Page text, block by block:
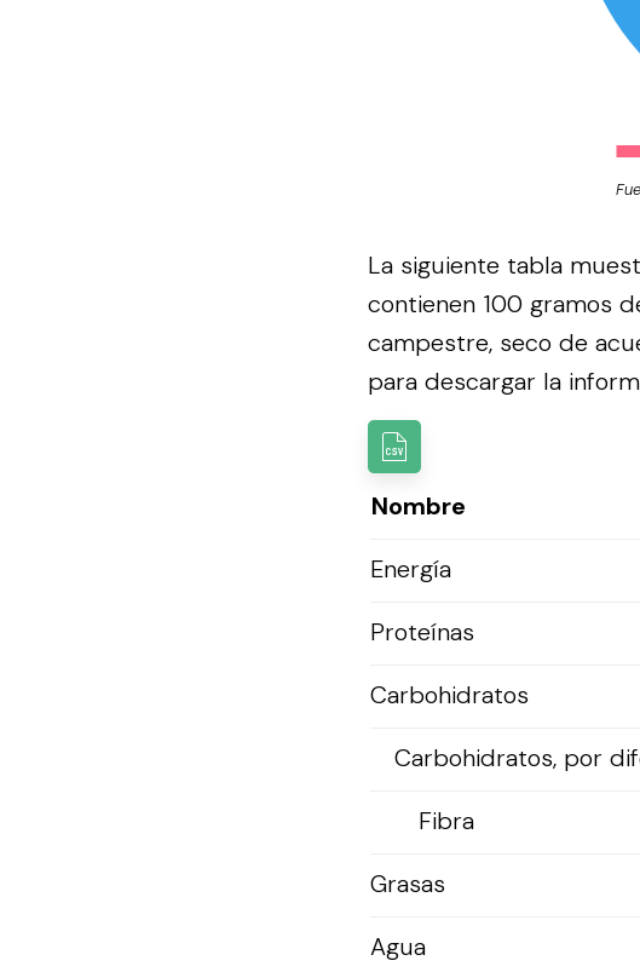
La siguiente tabla
contienen 100 gramos
campestre, seco de
para descargar la
Nombre
Energía
Proteínas
Carbohidratos
Carbohidratos, por
Fibra
Grasas
Agua